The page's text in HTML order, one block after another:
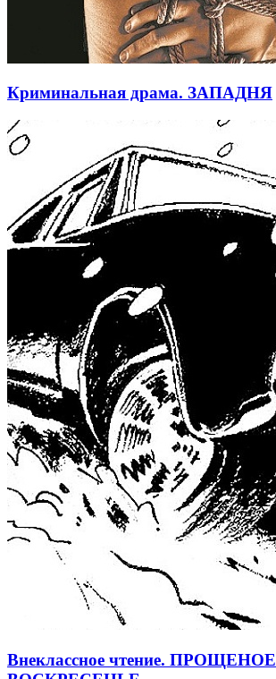
Криминальная драма. ЗАПАДНЯ
Внеклассное чтение. ПРОЩЕНОЕ